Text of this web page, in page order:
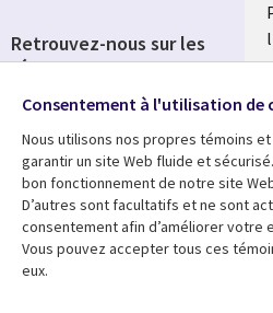
Ressources
Library
Links
Articles
Blog
Retrouvez-nous sur les
réseaux
Social
Media
FRANCE
Consentement à l'utilisation de
Nous utilisons nos propres témoins
garantir un site Web fluide et
bon fonctionnement de notre site
D’autres sont facultatifs et ne sont
consentement afin d’améliorer votre
Vous pouvez accepter tous ces
eux.